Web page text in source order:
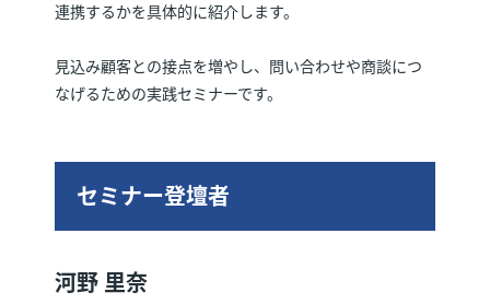
連携するかを具体的に紹介します。
見込み顧客との接点を増やし、問い合わせや商談につ
なげるための実践セミナーです。
セミナー登壇者
河野 里奈